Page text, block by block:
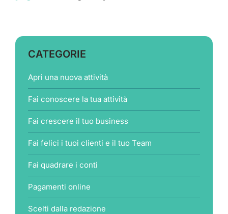
CATEGORIE
Apri una nuova attività
Fai conoscere la tua attività
Fai crescere il tuo business
Fai felici i tuoi clienti e il tuo Team
Fai quadrare i conti
Pagamenti online
Scelti dalla redazione